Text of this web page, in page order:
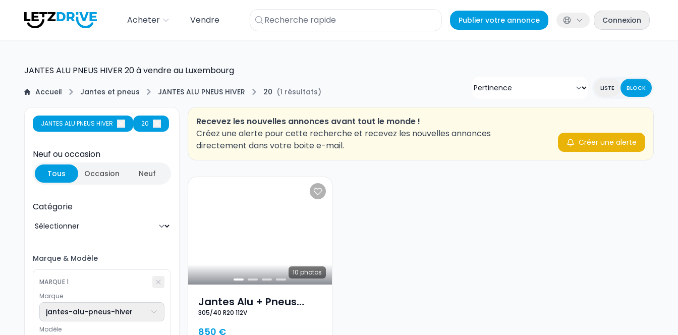
Acheter Vendre Publier votre annonce Connexion
JANTES ALU PNEUS HIVER 20 à vendre au Luxembourg
Accueil Jantes et pneus JANTES ALU PNEUS HIVER 20 (1 résultats) LISTE BLOCK
JANTES ALU PNEUS HIVER 20
Neuf ou occasion
Tous Occasion Neuf
Catégorie
Marque & Modèle
MARQUE1
Marque
jantes-alu-pneus-hiver
Modèle
Recevez les nouvelles annonces avant tout le monde !
Créez une alerte pour cette recherche et recevez les nouvelles annonces
directement dans votre boite e-mail.
Créer une alerte
10 photos
Jantes Alu + Pneus
Hiver 20 305/40 R20
112V
305/40 R20 112V
850 €